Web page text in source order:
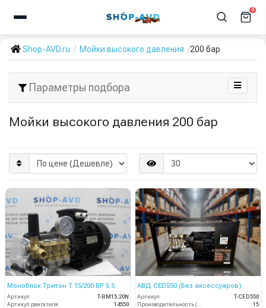
0
Shop-AVD.ru Мойки высокого давления 200 бар
Параметры подбора
Мойки высокого давления 200 бар
Моноблок Тритон T 15/200 BP 5.5
Артикул
T-BM15.20N
Артикул двигателя
14550
АВД CED550 (Без аксессуаров)
Артикул
T-CED550
15